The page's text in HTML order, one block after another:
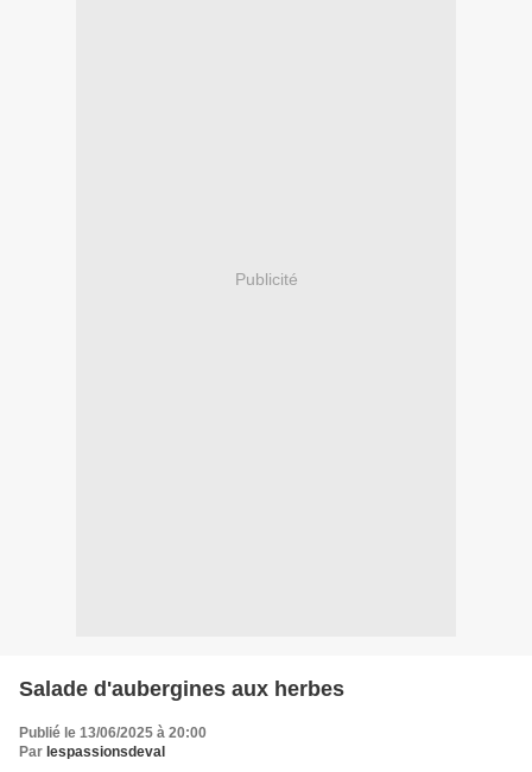
Publicité
Salade d'aubergines aux herbes
Publié le 13/06/2025 à 20:00
Par lespassionsdeval